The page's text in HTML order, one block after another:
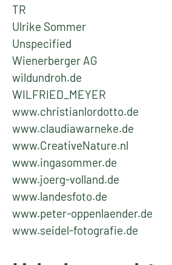
TR
Ulrike Sommer
Unspecified
Wienerberger AG
wildundroh.de
WILFRIED_MEYER
www.christianlordotto.de
www.claudiawarneke.de
www.CreativeNature.nl
www.ingasommer.de
www.joerg-volland.de
www.landesfoto.de
www.peter-oppenlaender.de
www.seidel-fotografie.de